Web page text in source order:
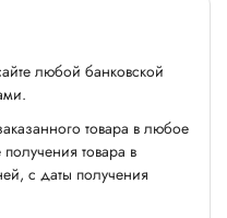
любой банковской
товара в любое
товара в
с даты получения